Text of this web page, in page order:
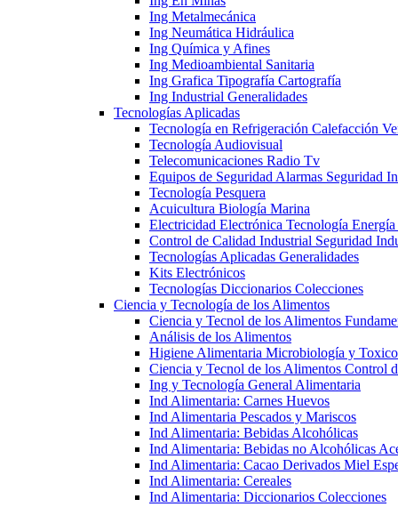
Ing Metalmecánica
Ing Neumática Hidráulica
Ing Química y Afines
Ing Medioambiental Sanitaria
Ing Grafica Tipografía Cartografía
Ing Industrial Generalidades
Tecnologías Aplicadas
Tecnología en Refrigeración Calefacción
Tecnología Audiovisual
Telecomunicaciones Radio Tv
Equipos de Seguridad Alarmas Seguridad
Tecnología Pesquera
Acuicultura Biología Marina
Electricidad Electrónica Tecnología Energía
Control de Calidad Industrial Seguridad
Tecnologías Aplicadas Generalidades
Kits Electrónicos
Tecnologías Diccionarios Colecciones
Ciencia y Tecnología de los Alimentos
Ciencia y Tecnol de los Alimentos
Análisis de los Alimentos
Higiene Alimentaria Microbiología y
Ciencia y Tecnol de los Alimentos Control
Ing y Tecnología General Alimentaria
Ind Alimentaria: Carnes Huevos
Ind Alimentaria Pescados y Mariscos
Ind Alimentaria: Bebidas Alcohólicas
Ind Alimentaria: Bebidas no Alcohólicas
Ind Alimentaria: Cacao Derivados Miel
Ind Alimentaria: Cereales
Ind Alimentaria: Diccionarios Colecciones